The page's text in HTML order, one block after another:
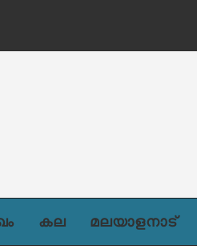
കല മലയാളനാട്